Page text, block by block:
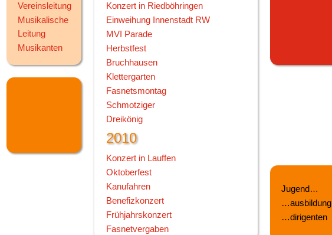
Vereinsleitung
Musikalische
Leitung
Musikanten
Jugend…
…ausbildung
…dirigenten
Konzert in Riedböhringen
Einweihung Innenstadt RW
MVI Parade
Herbstfest
Bruchhausen
Klettergarten
Fasnetsmontag
Schmotziger
Dreikönig
2010
Konzert in Lauffen
Oktoberfest
Kanufahren
Benefizkonzert
Frühjahrskonzert
Fasnetvergaben